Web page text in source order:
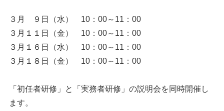
３月 ９日（水） 10：00～11：00
３月１１日（金） 10：00～11：00
３月１６日（水） 10：00～11：00
３月１８日（金） 10：00～11：00
「初任者研修」と「実務者研修」の説明会を同時開催し
ます。